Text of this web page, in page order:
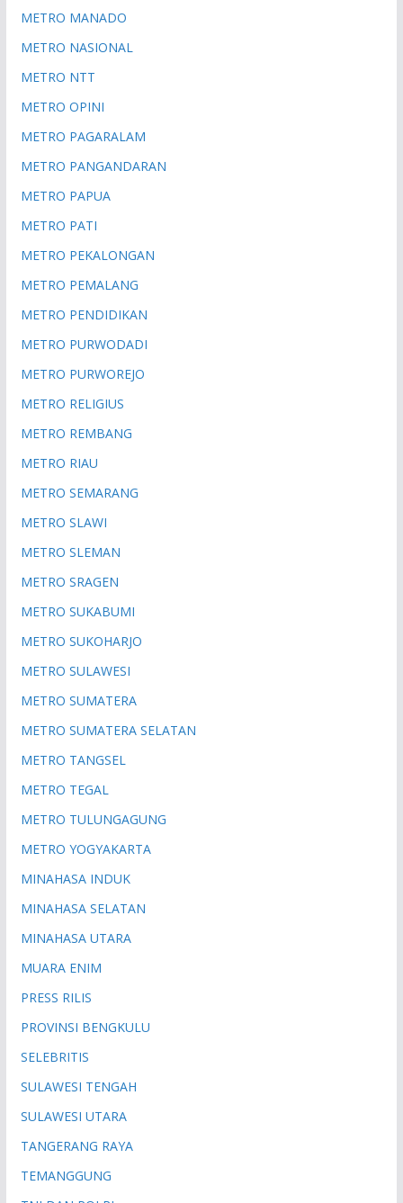
METRO MANADO
METRO NASIONAL
METRO NTT
METRO OPINI
METRO PAGARALAM
METRO PANGANDARAN
METRO PAPUA
METRO PATI
METRO PEKALONGAN
METRO PEMALANG
METRO PENDIDIKAN
METRO PURWODADI
METRO PURWOREJO
METRO RELIGIUS
METRO REMBANG
METRO RIAU
METRO SEMARANG
METRO SLAWI
METRO SLEMAN
METRO SRAGEN
METRO SUKABUMI
METRO SUKOHARJO
METRO SULAWESI
METRO SUMATERA
METRO SUMATERA SELATAN
METRO TANGSEL
METRO TEGAL
METRO TULUNGAGUNG
METRO YOGYAKARTA
MINAHASA INDUK
MINAHASA SELATAN
MINAHASA UTARA
MUARA ENIM
PRESS RILIS
PROVINSI BENGKULU
SELEBRITIS
SULAWESI TENGAH
SULAWESI UTARA
TANGERANG RAYA
TEMANGGUNG